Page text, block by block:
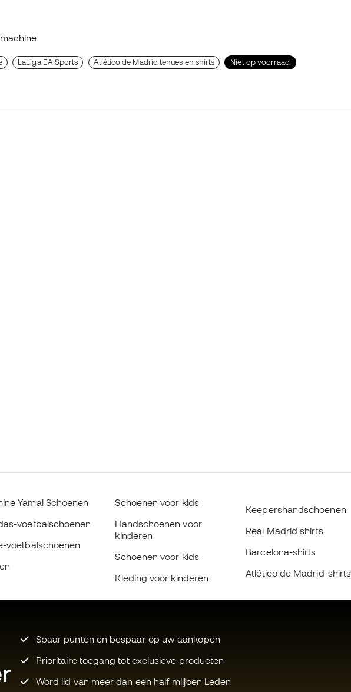
LaLiga EA Sports Atlético de Madrid tenues en shirts Niet op voorraad
Yamal Schoenen
voetbalschoenen
voetbalschoenen
Schoenen voor kids
Handschoenen voor
kinderen
Schoenen voor kids
Kleding voor kinderen
Keepershandschoenen
Real Madrid shirts
Barcelona-shirts
Atlético de Madrid-shirts
Spaar punten en bespaar op uw aankopen
Prioritaire toegang tot exclusieve producten
Word lid van meer dan een half miljoen Leden